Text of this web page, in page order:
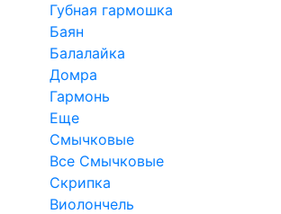
Губная гармошка
Баян
Балалайка
Домра
Гармонь
Еще
Смычковые
Все Смычковые
Скрипка
Виолончель